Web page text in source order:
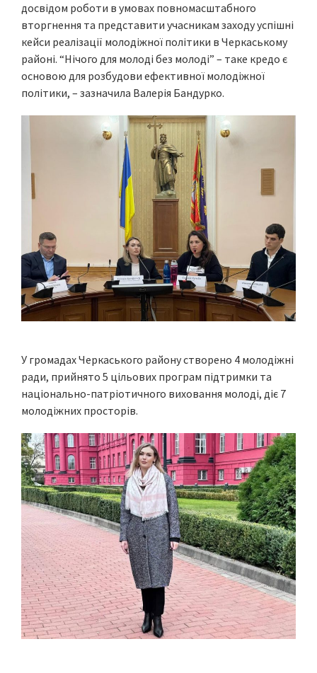
досвідом роботи в умовах повномасштабного
вторгнення та представити учасникам заходу успішні
кейси реалізації молодіжної політики в Черкаському
районі. “Нічого для молоді без молоді” – таке кредо є
основою для розбудови ефективної молодіжної
політики, – зазначила Валерія Бандурко.
У громадах Черкаського району створено 4 молодіжні
ради, прийнято 5 цільових програм підтримки та
національно-патріотичного виховання молоді, діє 7
молодіжних просторів.